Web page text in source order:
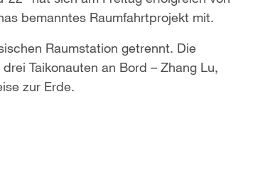
bemanntes Raumfahrtprojekt mit.
Raumstation getrennt. Die
Taikonauten an Bord – Zhang Lu,
zur Erde.